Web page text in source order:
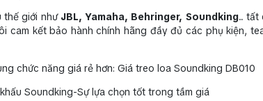
thế giới như JBL, Yamaha, Behringer, Soundking...
cam kết bảo hành chính hãng đầy đủ các phụ kiện,
chức năng giá rẻ hơn: Giá treo loa Soundking DB010
Soundking-Sự lựa chọn tốt trong tầm giá